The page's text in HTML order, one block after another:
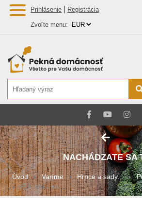
Prihlásenie Registrácia
Zvoľte menu:
NACHÁDZATE SA
Úvod Varíme Hrnce a sady...
Pokrievka sk...